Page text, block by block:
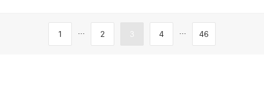
1 ... 2 3 4 ... 46